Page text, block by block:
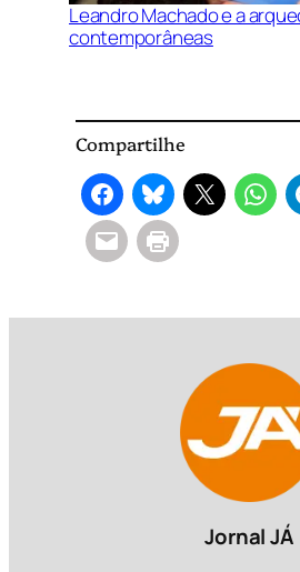
Leandro Machado e a
contemporâneas
Compartilhe
Jornal JÁ